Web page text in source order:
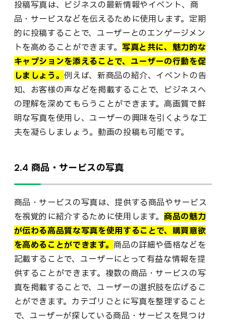
投稿写真は、ビジネスの最新情報やイベント、商
品・サービスなどを伝えるために使用します。定期
的に投稿することで、ユーザーとのエンゲージメン
トを高めることができます。 写真と共に、魅力的な
キャプションを添えることで、ユーザーの行動を促
しましょう。例えば、新商品の紹介、イベントの告
知、お客様の声などを掲載することで、ビジネスへ
の理解を深めてもらうことができます。高画質で鮮
明な写真を使用し、ユーザーの興味を引くような工
夫を凝らしましょう。動画の投稿も可能です。
2.4 商品・サービスの写真
商品・サービスの写真は、提供する商品やサービス
を視覚的に紹介するために使用します。商品の魅力
が伝わる高品質な写真を使用することで、購買意欲
を高めることができます。商品の詳細や価格などを
記載することで、ユーザーにとって有益な情報を提
供することができます。複数の商品・サービスの写
真を掲載することで、ユーザーの選択肢を広げるこ
とができます。カテゴリごとに写真を整理すること
で、ユーザーが探している商品・サービスを見つけ